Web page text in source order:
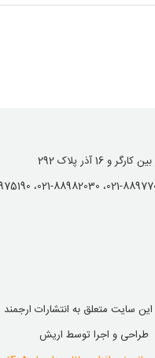
آذر پلاک 292
سایت متعلق به انتشارات
طراحی و اجرا توسط اریش